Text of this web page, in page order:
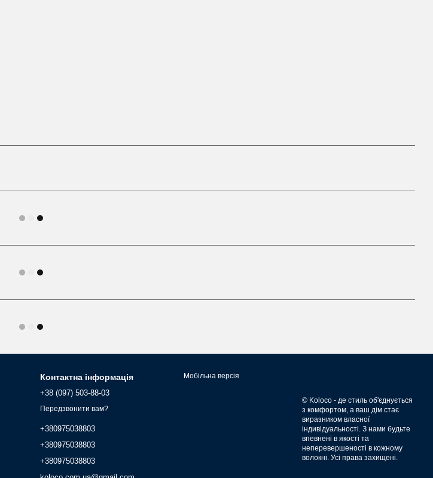
Контактна інформація
+38 (097) 503-88-03
Передзвонити вам?
+380975038803
+380975038803
+380975038803
Мобільна версія
© Koloco - де стиль об'єднується
з комфортом, а ваш дім стає
виразником власної
індивідуальності. З нами будьте
впевнені в якості та
неперевершеності в кожному
волокні. Усі права захищені.